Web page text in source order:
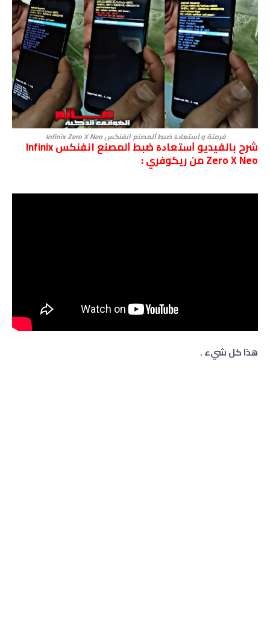
فرمتة و ﺍﺳﺘﻌﺎﺩﺓ ﺿﺒﻂ ﺍﻟﻤﺼﻨﻊ انفنكس Infinix Zero X Neo
شرح بالفيديو ﺍﺳﺘﻌﺎﺩﺓ ﺿﺒﻂ ﺍﻟﻤﺼﻨﻊ انفنكس Infinix
Zero X Neo من ريكوفري :
هذا كل شيء .